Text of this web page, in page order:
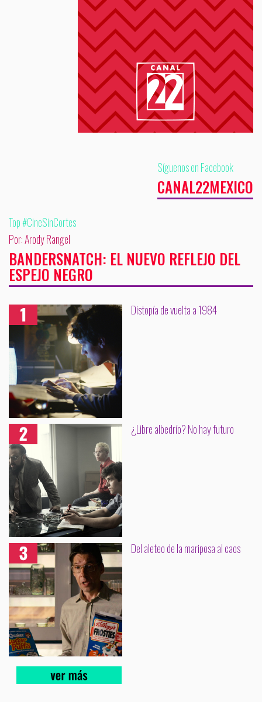
Síguenos en Facebook
CANAL22MEXICO
Top #CineSinCortes
Por: Arody Rangel
BANDERSNATCH: EL NUEVO REFLEJO DEL
ESPEJO NEGRO
Distopía de vuelta a 1984
¿Libre albedrío? No hay futuro
Del aleteo de la mariposa al caos